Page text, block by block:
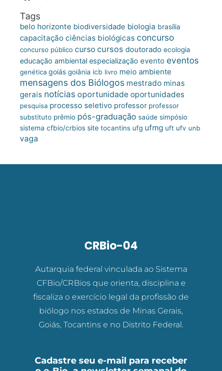
Tags
belo horizonte biodiversidade biologia brasília
capacitação ciências biológicas concurso
concurso público curso cursos doutorado ecologia
educação ambiental especialização evento eventos
genética goiás goiânia icb livro meio ambiente
mensagens dos Biólogos mestrado minas
gerais notícias oportunidade oportunidades
pesquisa processo seletivo professor professor
substituto prêmio pós-graduação saúde simpósio
sistema cfbio/crbios site tocantins ufg ufmg uft ufv unb
vaga
CRBio-04
Autarquia federal vinculada ao Sistema
CFBio/CRBios que orienta, disciplina e
fiscaliza o exercício legal da profissão de
biólogo nos estados de Minas Gerais,
Goiás, Tocantins e no Distrito Federal.
Cadastre seu e-mail para receber